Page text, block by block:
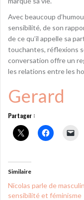
Avec beaucoup
sensibilité, de son
de ce qu’il appelle sa
touchantes, réflexions
conversation offre un
les relations entre les
Gerard
Partager :
Similaire
Nicolas parle de
sensibilité et féminisme